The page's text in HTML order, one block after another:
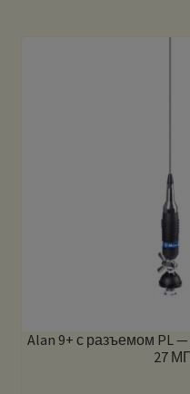
Alan 9+ с разъемом PL
27